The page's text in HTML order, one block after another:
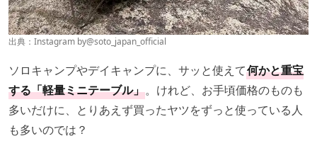
出典：Instagram by@soto_japan_official
ソロキャンプやデイキャンプに、サッと使えて何かと重宝
する「軽量ミニテーブル」。けれど、お手頃価格のものも
多いだけに、とりあえず買ったヤツをずっと使っている人
も多いのでは？